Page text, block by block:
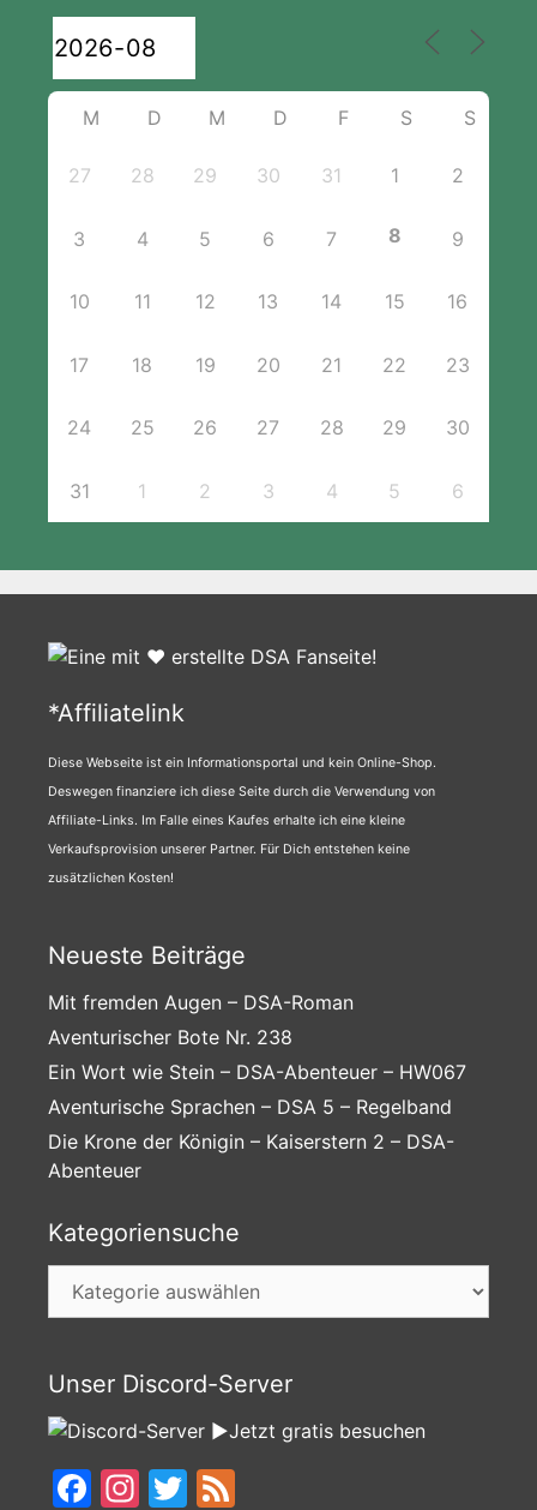
M D M D F S S
27 28 29 30 31 1 2
3 4 5 6 7 8 9
10 11 12 13 14 15 16
17 18 19 20 21 22 23
24 25 26 27 28 29 30
31 1 2 3 4 5 6
*Affiliatelink
Diese Webseite ist ein Informationsportal und kein Online-Shop.
Deswegen finanziere ich diese Seite durch die Verwendung von
Affiliate-Links. Im Falle eines Kaufes erhalte ich eine kleine
Verkaufsprovision unserer Partner. Für Dich entstehen keine
zusätzlichen Kosten!
Neueste Beiträge
Mit fremden Augen – DSA-Roman
Aventurischer Bote Nr. 238
Ein Wort wie Stein – DSA-Abenteuer – HW067
Aventurische Sprachen – DSA 5 – Regelband
Die Krone der Königin – Kaiserstern 2 – DSA-
Abenteuer
Kategoriensuche
Kategoriensuche
Unser Discord-Server
►Jetzt gratis besuchen
Facebook
Instagram
Twitter